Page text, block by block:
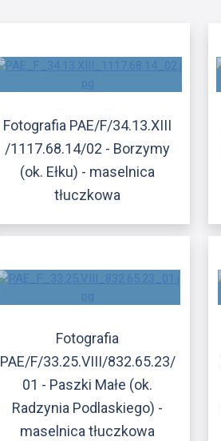
Fotografia PAE/F/34.13.XIII
/1117.68.14/02 - Borzymy
(ok. Ełku) - maselnica
tłuczkowa
Fotografia
PAE/F/33.25.VIII/832.65.23/
01 - Paszki Małe (ok.
Radzynia Podlaskiego) -
maselnica tłuczkowa